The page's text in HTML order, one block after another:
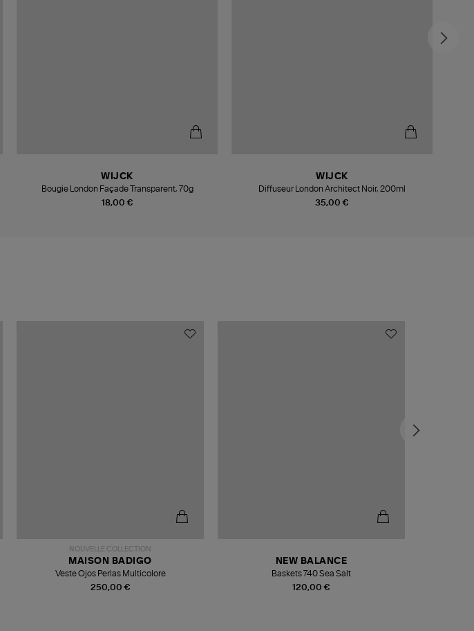
18,00 €
WIJCK
Bougie London Façade Transparent, 70g
35,00 €
WIJCK
Diffuseur London Architect Noir, 200ml
NOUVELLE COLLECTION
250,00 €
MAISON BADIGO
Veste Ojos Perlas Multicolore
120,00 €
NEW BALANCE
Baskets 740 Sea Salt